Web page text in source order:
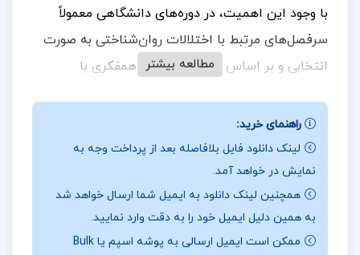
با وجود این اهمیت، در دوره‌های دانشگاهی معمولاً
سرفصل‌های مرتبط با اختلالات روان‌شناختی به صورت
انتخابی و بر اساس سلیقه مدرس و همفکری با
می‌تواند منجر به عدم جامعیت در آموزش و شناخت
عمیق‌تر این اختلالات شود. برای خرید و دانلود کتاب
های بیشتر همراهتک پروژه
درباره و خلاصه کتاب طبقه بندی و تشخیص اختلالات
روانشناختی سوزان کیو
مطالعه بیشتر
راهنمای خرید:
لینک دانلود فایل بلافاصله بعد از پرداخت وجه به
نمایش در خواهد آمد.
همچنین لینک دانلود به ایمیل شما ارسال خواهد شد
به همین دلیل ایمیل خود را به دقت وارد نمایید.
ممکن است ایمیل ارسالی به پوشه اسپم یا Bulk